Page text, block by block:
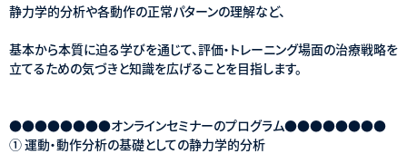
静力学的分析や各動作の正常パターンの理解など、
基本から本質に迫る学びを通じて、評価・トレーニング場面の治療戦略を
立てるための気づきと知識を広げることを目指します。
●●●●●●●●オンラインセミナーのプログラム●●●●●●●●
① 運動・動作分析の基礎としての静力学的分析